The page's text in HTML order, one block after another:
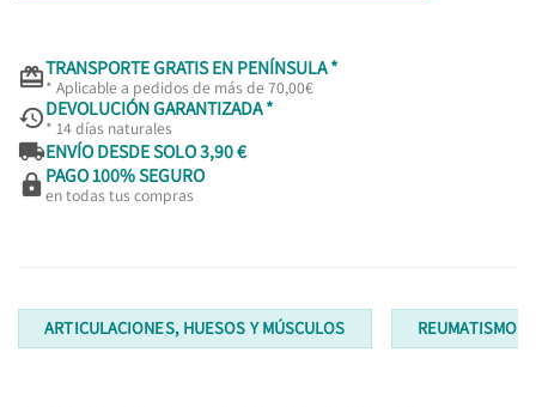
TRANSPORTE GRATIS EN PENÍNSULA *
* Aplicable a pedidos de más de 70,00€
DEVOLUCIÓN GARANTIZADA *
* 14 días naturales
ENVÍO DESDE SOLO 3,90 €
 PAGO 100% SEGURO
en todas tus compras
ARTICULACIONES, HUESOS Y MÚSCULOS REUMATISMO